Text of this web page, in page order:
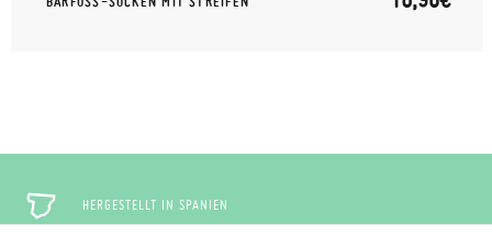
HERGESTELLT IN SPANIEN